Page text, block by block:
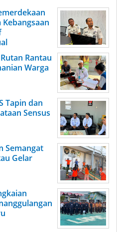
Rantau
Warga
Tapin dan
Sensus
Semangat
Gelar